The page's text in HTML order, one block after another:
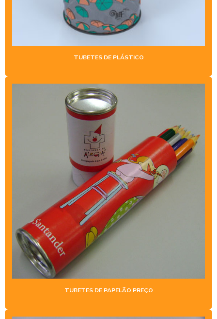
TUBO DE PAPELÃO PARA PERFUME
TUBOS DE PAPELÃO KRAFT
TUBOS PLÁSTICO POLIPROPILENO
VENDA DE TUBOS DE PAPELÃO
TUBETES DE PLÁSTICO
TUBETES DE PAPELÃO PREÇO